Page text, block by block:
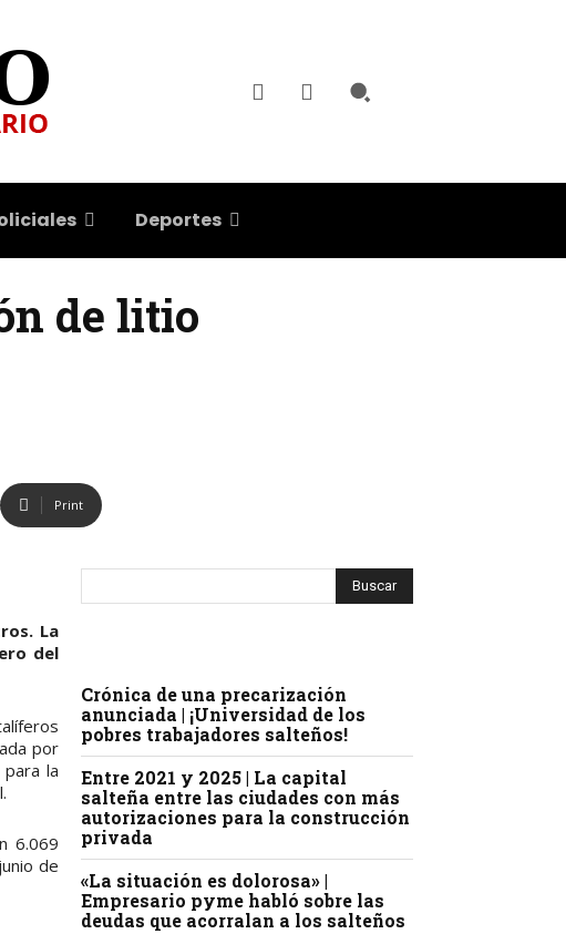
Deportes
de litio
Print
La
del
por
la
6.069
de
Crónica de una precarización
anunciada | ¡Universidad de los
pobres trabajadores salteños!
Entre 2021 y 2025 | La capital
salteña entre las ciudades con más
autorizaciones para la construcción
privada
«La situación es dolorosa» |
Empresario pyme habló sobre las
deudas que acorralan a los salteños